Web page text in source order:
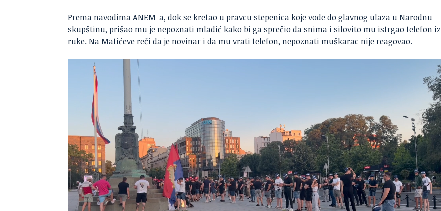
Prema navodima ANEM-a, dok se kretao u pravcu stepenica koje vode do glavnog ulaza u Narodnu
skupštinu, prišao mu je nepoznati mladić kako bi ga sprečio da snima i silovito mu istrgao telefon iz
ruke. Na Matićeve reči da je novinar i da mu vrati telefon, nepoznati muškarac nije reagovao.